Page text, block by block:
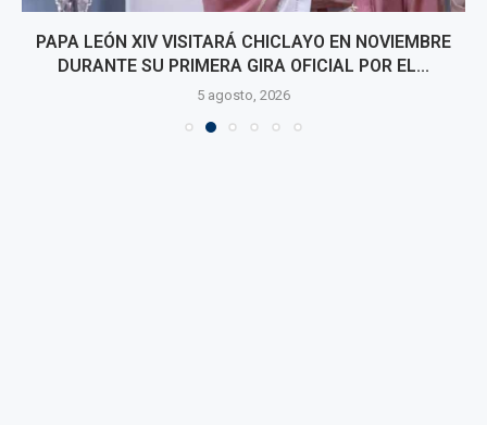
PAPA LEÓN XIV VISITARÁ CHICLAYO EN NOVIEMBRE
DURANTE SU PRIMERA GIRA OFICIAL POR EL...
5 agosto, 2026